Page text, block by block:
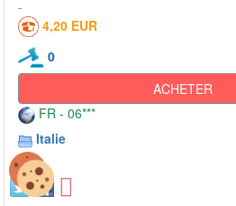
4,20 EUR
0
ACHETER
FR - 06***
Italie